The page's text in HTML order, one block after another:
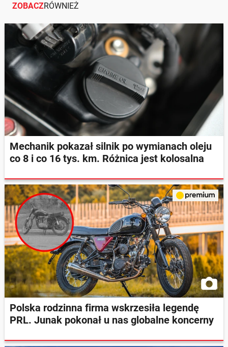
ZOBACZRÓWNIEŻ
Mechanik pokazał silnik po wymianach oleju
co 8 i co 16 tys. km. Różnica jest kolosalna
Polska rodzinna firma wskrzesiła legendę
PRL. Junak pokonał u nas globalne koncerny